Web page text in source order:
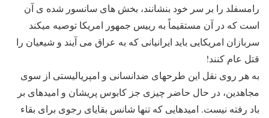
رامسفلد را بر سر خود بنشانند، بخش‎ های سانسور شده ‎ی آن
است که در آن مستقیماً به رییس‎ جمهور امریکا توصیه می‎کند
سربازان امریکایی باید ایرانیانی که به عراق می ‎آیند و شیعیان را
قتل عام کنند!
به هر روی نقل این طرح‎های ضدانسانی و امپریالیستی از سوی
مجاهدین، در حال حاضر چیزی جز کابوس پریشان و امیدهای بر
باد رفته نیست. امیدهایی که تنها شانس بقایای رجوی برای بقاء